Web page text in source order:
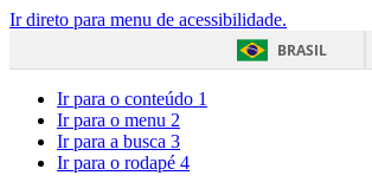
Ir direto para menu de acessibilidade.
BRASIL
Ir para o conteúdo 1
Ir para o menu 2
Ir para a busca 3
Ir para o rodapé 4